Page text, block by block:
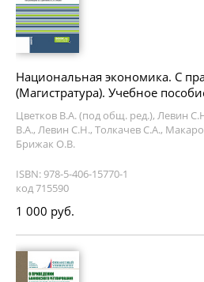
Национальная экономика. С
(Магистратура). Учебное
Цветков В.А. (под общ. ред.), Левин
В.А., Левин С.Н., Толкачев С.А.,
Брижак О.В.
ISBN: 978-5-406-15770-1
код 715590
1 000 руб.